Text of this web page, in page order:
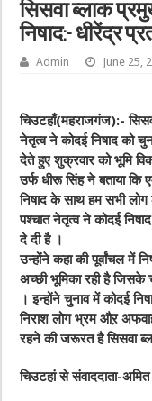
सिसवा ब्लाक
निषाद:- धीरेंद्र
Admin June 25,
चिउटहाँ(महराजगंज):-
नेतृत्व ने कोदई निषाद को
देते हुए शुक्रवार को भूमि
उर्फ धीरू सिंह ने बताया कि
निषाद के साथ हम सभी
पश्चात नेतृत्व ने कोदई
दे दी है ।
उन्होंने कहा की पूर्वांचल में
अच्छी भूमिका रही है
। इन्होंने चुनाव में कोदई
निराश लोग भ्रम औऱ
रहने की जरूरत है सिसवा
चिउटहां से संवाददाता-अमित